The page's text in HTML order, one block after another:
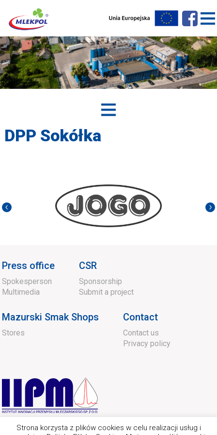
DPP Sokółka
Press office
Spokesperson
Multimedia
CSR
Sponsorship
Submit a project
Mazurski Smak Shops
Stores
Contact
Contact us
Privacy policy
Strona korzysta z plików cookies w celu realizacji usług i